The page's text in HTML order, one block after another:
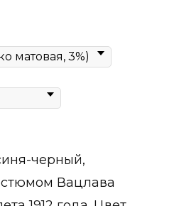
черный,
Вацлава